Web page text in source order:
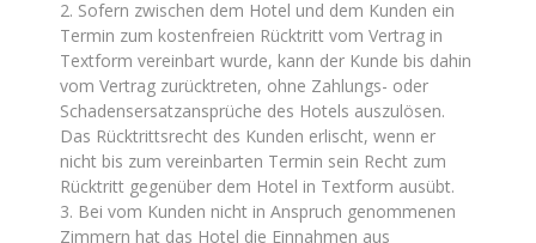
2. Sofern zwischen dem Hotel und dem Kunden ein
Termin zum kostenfreien Rücktritt vom Vertrag in
Textform vereinbart wurde, kann der Kunde bis dahin
vom Vertrag zurücktreten, ohne Zahlungs- oder
Schadensersatzansprüche des Hotels auszulösen.
Das Rücktrittsrecht des Kunden erlischt, wenn er
nicht bis zum vereinbarten Termin sein Recht zum
Rücktritt gegenüber dem Hotel in Textform ausübt.
3. Bei vom Kunden nicht in Anspruch genommenen
Zimmern hat das Hotel die Einnahmen aus